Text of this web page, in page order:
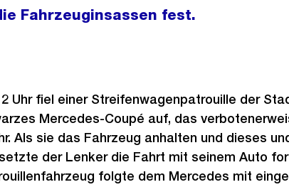
Fahrzeuginsassen fest.
2 Uhr fiel einer Streifenwagenpatrouille der
Mercedes-Coupé auf, das
Als sie das Fahrzeug anhalten und dieses
der Lenker die Fahrt mit seinem Auto
folgte dem Mercedes mit